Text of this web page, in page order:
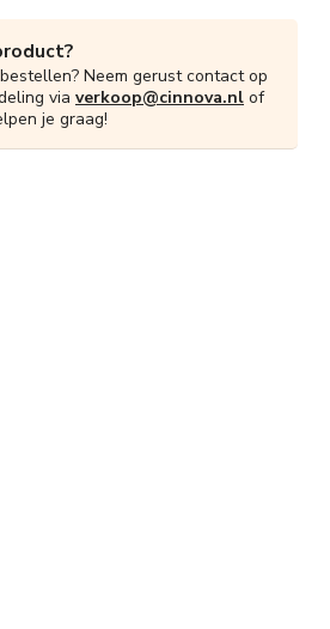
Neem gerust contact op
via verkoop@cinnova.nl of
je graag!